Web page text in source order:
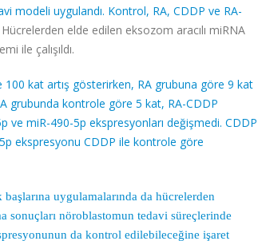
modeli uygulandı. Kontrol, RA, CDDP ve RA-
Hücrelerden elde edilen eksozom aracılı miRNA
ile çalışıldı.
kat artış gösterirken, RA grubuna göre 9 kat
grubunda kontrole göre 5 kat, RA-CDDP
ve miR-490-5p ekspresyonları değişmedi. CDDP
ekspresyonu CDDP ile kontrole göre
uygulamalarında da hücrelerden
sonuçları nöroblastomun tedavi süreçlerinde
da kontrol edilebileceğine işaret